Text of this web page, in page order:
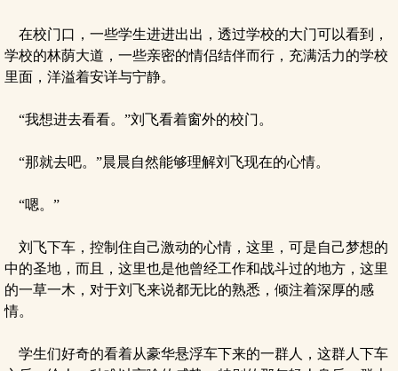
在校门口，一些学生进进出出，透过学校的大门可以看到，
学校的林荫大道，一些亲密的情侣结伴而行，充满活力的学校
里面，洋溢着安详与宁静。
“我想进去看看。”刘飞看着窗外的校门。
“那就去吧。”晨晨自然能够理解刘飞现在的心情。
“嗯。”
刘飞下车，控制住自己激动的心情，这里，可是自己梦想的
中的圣地，而且，这里也是他曾经工作和战斗过的地方，这里
的一草一木，对于刘飞来说都无比的熟悉，倾注着深厚的感
情。
学生们好奇的看着从豪华悬浮车下来的一群人，这群人下车